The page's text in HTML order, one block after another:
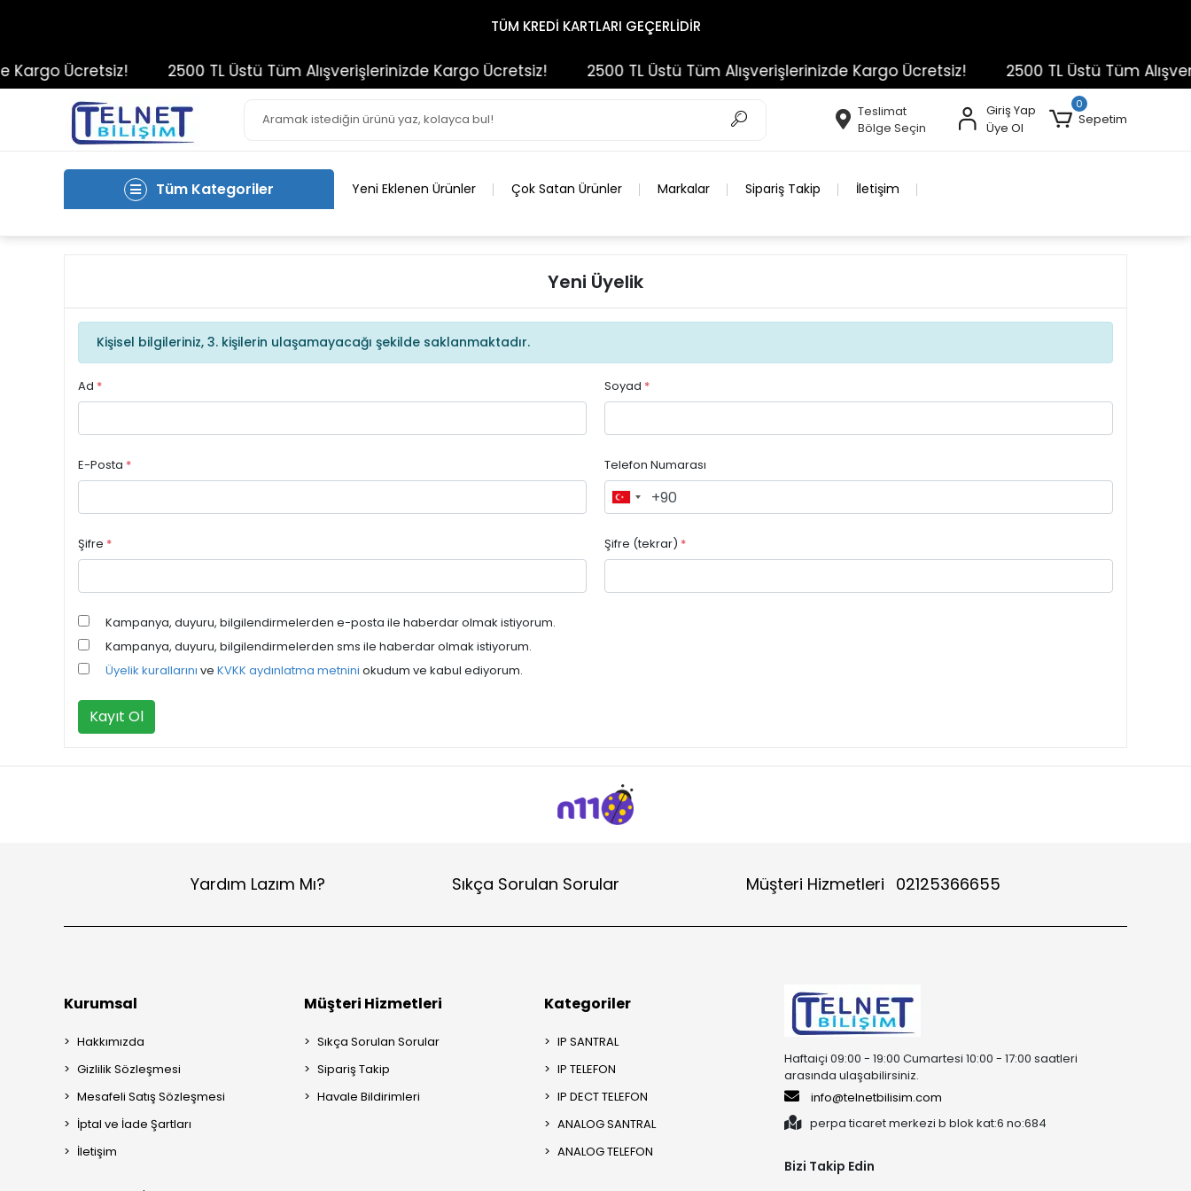
TÜM KREDİ KARTLARI GEÇERLİDİR
Ücretsiz! 2500 TL Üstü Tüm Alışverişlerinizde Kargo Ücretsiz! 2500 TL Üstü Tüm Alışverişlerinizde Kargo Ücretsiz! 2500 TL Üstü Tüm
Teslimat
Bölge Seçin
Giriş Yap
Üye Ol
0
Sepetim
Tüm Kategoriler Yeni Eklenen Ürünler Çok Satan Ürünler Markalar Sipariş Takip İletişim
Yeni Üyelik
Kişisel bilgileriniz, 3. kişilerin ulaşamayacağı şekilde saklanmaktadır.
Ad * Soyad *
E-Posta * Telefon Numarası
Şifre * Şifre (tekrar) *
Kampanya, duyuru, bilgilendirmelerden e-posta ile haberdar olmak istiyorum.
Kampanya, duyuru, bilgilendirmelerden sms ile haberdar olmak istiyorum.
Üyelik kurallarını ve KVKK aydınlatma metnini okudum ve kabul ediyorum.
Kayıt Ol
Yardım Lazım Mı? Sıkça Sorulan Sorular Müşteri Hizmetleri 02125366655
Kurumsal
Hakkımızda
Gizlilik Sözleşmesi
Mesafeli Satış Sözleşmesi
İptal ve İade Şartları
İletişim
Müşteri Hizmetleri
Sıkça Sorulan Sorular
Sipariş Takip
Havale Bildirimleri
Kategoriler
IP SANTRAL
IP TELEFON
IP DECT TELEFON
ANALOG SANTRAL
ANALOG TELEFON
Haftaiçi 09:00 - 19:00 Cumartesi 10:00 - 17:00 saatleri
arasında ulaşabilirsiniz.
info@telnetbilisim.com
perpa ticaret merkezi b blok kat:6 no:684
Bizi Takip Edin